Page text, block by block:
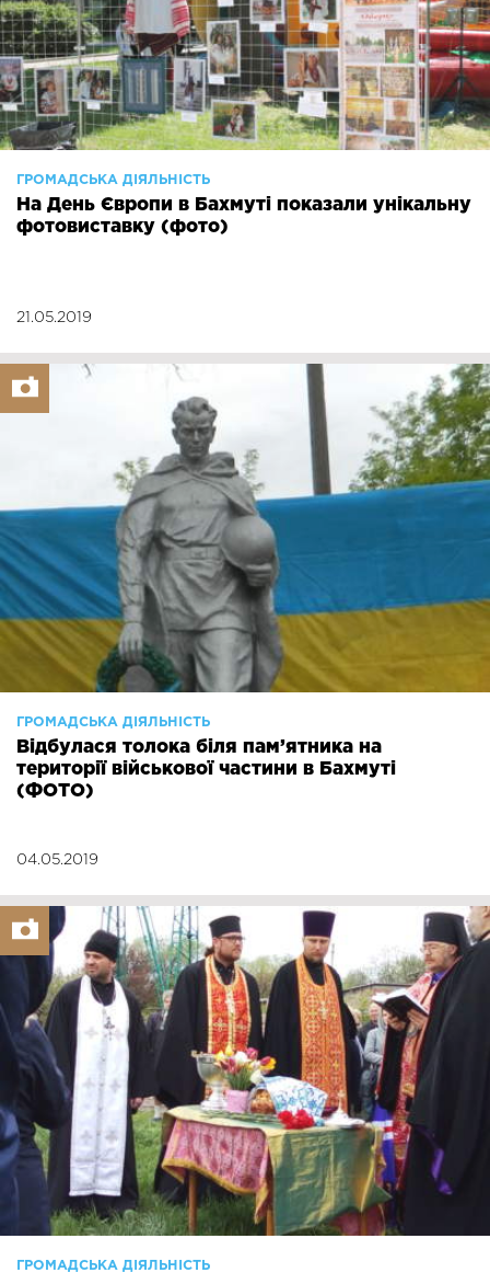
ГРОМАДСЬКА ДІЯЛЬНІСТЬ
На День Європи в Бахмуті показали унікальну
фотовиставку (фото)
21.05.2019
ГРОМАДСЬКА ДІЯЛЬНІСТЬ
Відбулася толока біля пам’ятника на
території військової частини в Бахмуті
(ФОТО)
04.05.2019
ГРОМАДСЬКА ДІЯЛЬНІСТЬ